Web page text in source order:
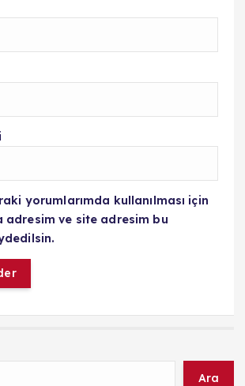
yorumlarımda kullanılması için
adresim ve site adresim bu
Ara